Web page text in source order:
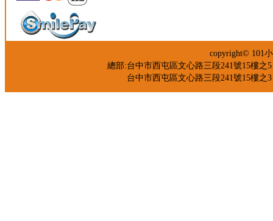
copyright©
總部:台中市西屯區文心路三段241號15樓
台中市西屯區文心路三段241號15樓